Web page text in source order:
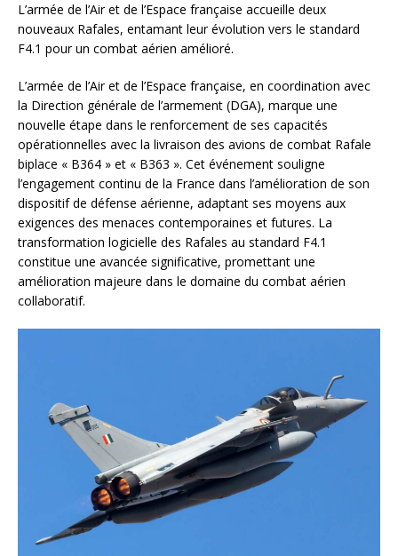
L’armée de l’Air et de l’Espace française accueille deux
nouveaux Rafales, entamant leur évolution vers le standard
F4.1 pour un combat aérien amélioré.
L’armée de l’Air et de l’Espace française, en coordination avec
la Direction générale de l’armement (DGA), marque une
nouvelle étape dans le renforcement de ses capacités
opérationnelles avec la livraison des avions de combat Rafale
biplace « B364 » et « B363 ». Cet événement souligne
l’engagement continu de la France dans l’amélioration de son
dispositif de défense aérienne, adaptant ses moyens aux
exigences des menaces contemporaines et futures. La
transformation logicielle des Rafales au standard F4.1
constitue une avancée significative, promettant une
amélioration majeure dans le domaine du combat aérien
collaboratif.